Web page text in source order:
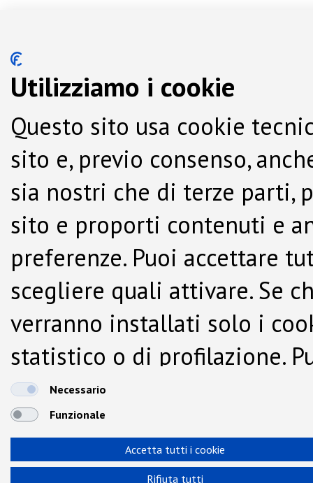
Utilizziamo i cookie
Questo sito usa cookie
sito e, previo consenso,
sia nostri che di terze parti,
sito e proporti contenuti e
preferenze. Puoi accettare
scegliere quali attivare. Se
verranno installati solo i
statistico o di profilazione.
dalla Cookie Policy.
Necessario
Funzionale
Accetta tutti i cookie
Rifiuta tutti